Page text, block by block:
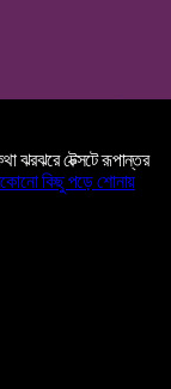
ঝরঝরে টেক্সটে রূপান্তর
কিছু পড়ে শোনায়